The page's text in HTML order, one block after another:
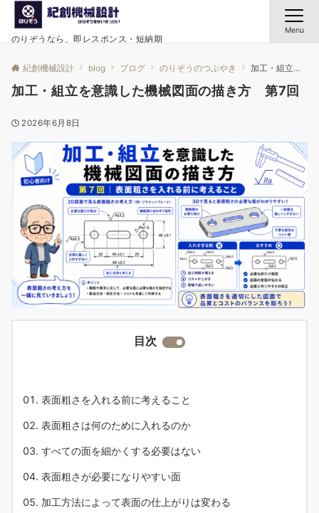
のりぞうなら、即レスポンス・短納期
Menu
紀創機械設計 blog ブログ のりぞうのつぶやき 加工・組立を意識した機械図面の描き方 第7回
加工・組立を意識した機械図面の描き方 第7回
2026年6月8日
目次
表面粗さを入れる前に考えること
表面粗さは何のために入れるのか
すべての面を細かくする必要はない
表面粗さが必要になりやすい面
加工方法によって表面の仕上がりは変わる